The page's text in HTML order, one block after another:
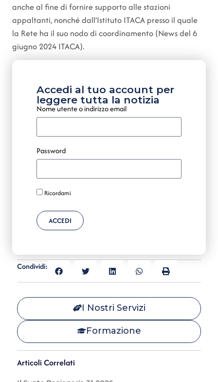
anche al fine di fornire supporto alle stazioni
appaltanti, nonché dall’Istituto ITACA presso il quale
la Rete ha il suo nodo di coordinamento (News del 6
giugno 2024 ITACA).
Accedi al tuo account per
leggere tutta la notizia
Nome utente o indirizzo email
Password
Ricordami
ACCEDI
Condividi:
I Nostri Servizi
Formazione
Articoli Correlati